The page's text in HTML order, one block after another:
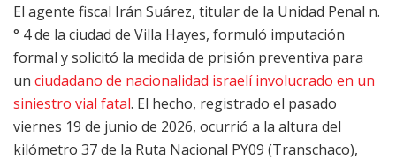
El agente fiscal Irán Suárez, titular de la Unidad Penal n.
° 4 de la ciudad de Villa Hayes, formuló imputación
formal y solicitó la medida de prisión preventiva para
un ciudadano de nacionalidad israelí involucrado en un
siniestro vial fatal. El hecho, registrado el pasado
viernes 19 de junio de 2026, ocurrió a la altura del
kilómetro 37 de la Ruta Nacional PY09 (Transchaco),